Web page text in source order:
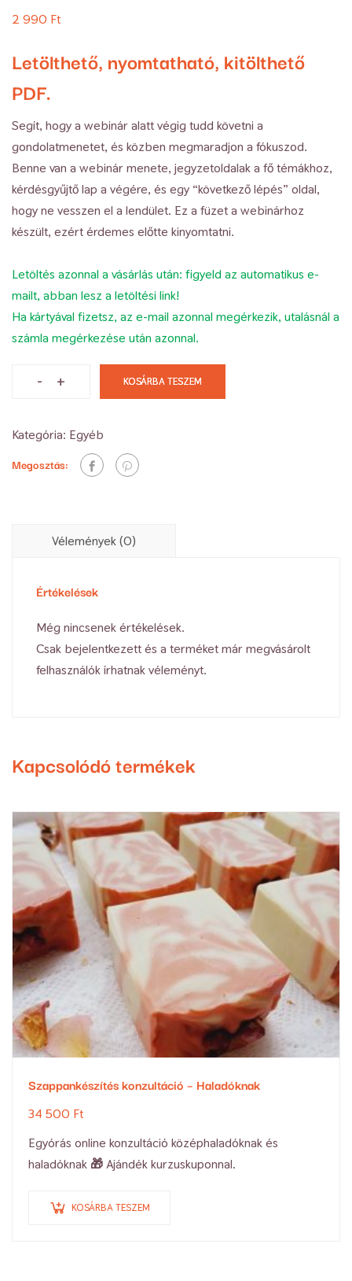
2 990 Ft
Letölthető, nyomtatható, kitölthető
PDF.
Segít, hogy a webinár alatt végig tudd követni a
gondolatmenetet, és közben megmaradjon a fókuszod.
Benne van a webinár menete, jegyzetoldalak a fő témákhoz,
kérdésgyűjtő lap a végére, és egy “következő lépés” oldal,
hogy ne vesszen el a lendület. Ez a füzet a webinárhoz
készült, ezértérdemes előtte kinyomtatni.
Letöltés azonnal a vásárlás után: figyeld az automatikus e-
mailt, abban lesz a letöltési link!
Ha kártyával fizetsz, az e-mail azonnal megérkezik, utalásnál a
számla megérkezése után azonnal.
- + KOSÁRBA TESZEM
Kategória: Egyéb
Megosztás:
Vélemények (0)
Értékelések
Még nincsenek értékelések.
Csak bejelentkezett és a terméket már megvásárolt
felhasználók írhatnak véleményt.
Kapcsolódó termékek
Szappankészítés konzultáció – Haladóknak
34 500 Ft
Egyórás online konzultáció középhaladóknak és
haladóknak 🎁 Ajándék kurzuskuponnal.
KOSÁRBA TESZEM